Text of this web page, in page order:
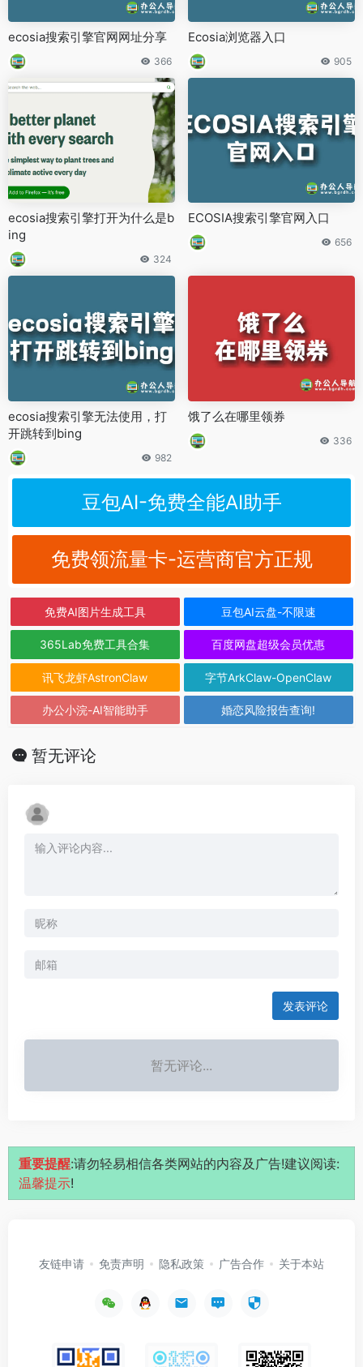
ecosia搜索引擎官网网址分享
366
Ecosia浏览器入口
905
ecosia搜索引擎打开为什么是b
ing
324
ECOSIA搜索引擎官网入口
656
ecosia搜索引擎无法使用，打
开跳转到bing
982
饿了么在哪里领券
336
豆包AI-免费全能AI助手
免费领流量卡-运营商官方正规
免费AI图片生成工具 豆包AI云盘-不限速
365Lab免费工具合集 百度网盘超级会员优惠
讯飞龙虾AstronClaw 字节ArkClaw-OpenClaw
办公小浣-AI智能助手 婚恋风险报告查询!
暂无评论
发表评论
暂无评论...
重要提醒:请勿轻易相信各类网站的内容及广告!建议阅读:
温馨提示!
友链申请 免责声明 隐私政策 广告合作 关于本站